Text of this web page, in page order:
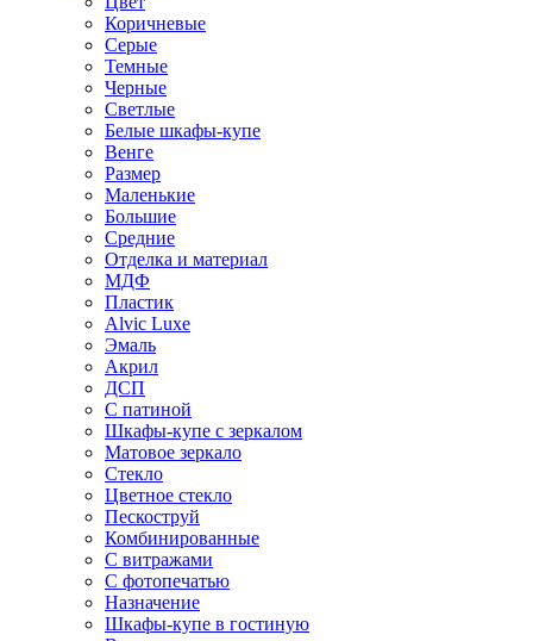
Коричневые
Серые
Темные
Черные
Светлые
Белые шкафы-купе
Венге
Размер
Маленькие
Большие
Средние
Отделка и материал
МДФ
Пластик
Alvic Luxe
Эмаль
Акрил
ДСП
С патиной
Шкафы-купе с зеркалом
Матовое зеркало
Стекло
Цветное стекло
Пескоструй
Комбинированные
С витражами
С фотопечатью
Назначение
Шкафы-купе в гостиную